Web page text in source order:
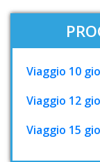
Viaggio 10
Viaggio 12
Viaggio 15